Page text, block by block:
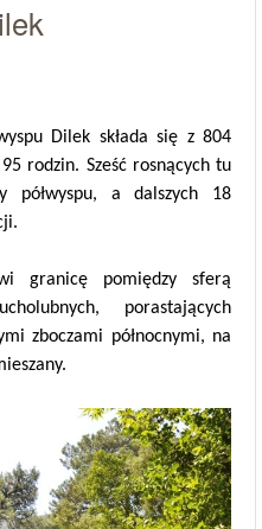
Dilek składa się z 804
rodzin. Sześć rosnących tu
półwyspu, a dalszych 18
granicę pomiędzy sferą
porastających
zboczami północnymi, na